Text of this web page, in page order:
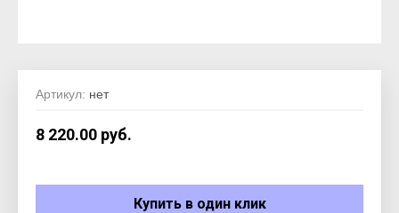
Артикул: нет
8 220.00 руб.
Купить в один клик